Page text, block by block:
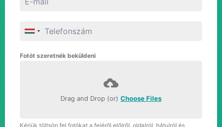
Fotót szeretnék beküldeni
Drag and Drop (or) Choose Files
Kérjük töltsön fel fotókat a fejéről előlről, oldalról, hátulról és